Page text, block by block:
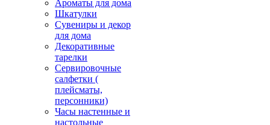
Ароматы для дома
Шкатулки
Сувениры и декор
для дома
Декоративные
тарелки
Сервировочные
салфетки (
плейсматы,
персонники)
Часы настенные и
настольные